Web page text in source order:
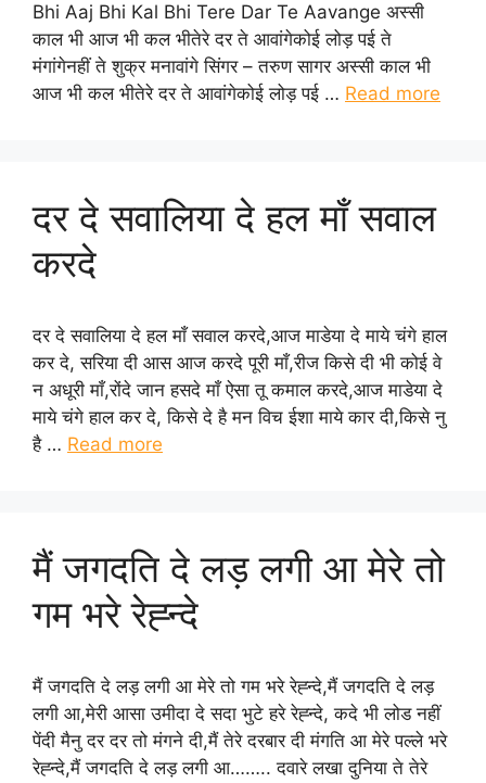
Bhi Aaj Bhi Kal Bhi Tere Dar Te Aavange अस्सी
काल भी आज भी कल भीतेरे दर ते आवांगेकोई लोड़ पई ते
मंगांगेनहीं ते शुक्र मनावांगे सिंगर – तरुण सागर अस्सी काल भी
आज भी कल भीतेरे दर ते आवांगेकोई लोड़ पई … Read more
दर दे सवालिया दे हल माँ सवाल
करदे
दर दे सवालिया दे हल माँ सवाल करदे,आज माडेया दे माये चंगे हाल
कर दे, सरिया दी आस आज करदे पूरी माँ,रीज किसे दी भी कोई वे
न अधूरी माँ,रोंदे जान हसदे माँ ऐसा तू कमाल करदे,आज माडेया दे
माये चंगे हाल कर दे, किसे दे है मन विच ईशा माये कार दी,किसे नु
है … Read more
मैं जगदति दे लड़ लगी आ मेरे तो
गम भरे रेह्न्दे
मैं जगदति दे लड़ लगी आ मेरे तो गम भरे रेह्न्दे,मैं जगदति दे लड़
लगी आ,मेरी आसा उमीदा दे सदा भुटे हरे रेह्न्दे, कदे भी लोड नहीं
पेंदी मैनु दर दर तो मंगने दी,मैं तेरे दरबार दी मंगति आ मेरे पल्ले भरे
रेह्न्दे,मैं जगदति दे लड़ लगी आ…….. दवारे लखा दुनिया ते तेरे